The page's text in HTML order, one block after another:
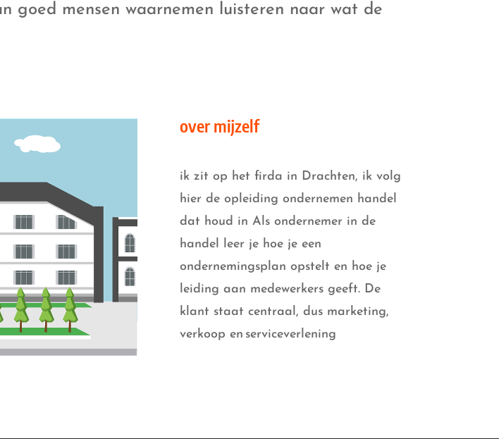
goed mensen waarnemen luisteren naar wat de
over mijzelf
ik zit op het firda in Drachten, ik volg
hier de opleiding ondernemen handel
dat houd in Als ondernemer in de
handel leer je hoe je een
ondernemingsplan opstelt en hoe je
leiding aan medewerkers geeft. De
klant staat centraal, dus marketing,
verkoop en serviceverlening